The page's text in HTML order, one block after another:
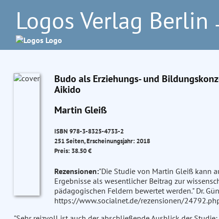
Logos Verlag Berlin
Budo als Erziehungs- und
Aikido
Martin Gleiß
ISBN 978-3-8325-4733-2
251 Seiten, Erscheinungsjahr: 2018
Preis: 38.50 €
Rezensionen:"Die Studie von Martin Gleiß kann
Ergebnisse als wesentlicher Beitrag zur
pädagogischen Feldern bewertet werden." Dr.
https://www.socialnet.de/rezensionen/